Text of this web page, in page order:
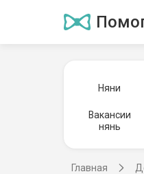
Няни
Вакансии
нянь
Главная